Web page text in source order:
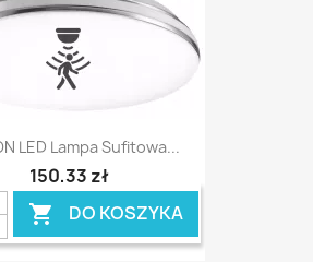
LED Lampa Sufitowa...
150,33 zł
 DO KOSZYKA